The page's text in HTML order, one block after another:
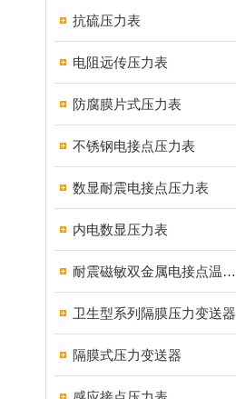
抗硫压力表
电阻远传压力表
防腐膜片式压力表
不锈钢电接点压力表
数显耐震电接点压力表
内电数显压力表
耐震磁敏双金属电接点温度计
卫生型系列隔膜压力变送器
隔膜式压力变送器